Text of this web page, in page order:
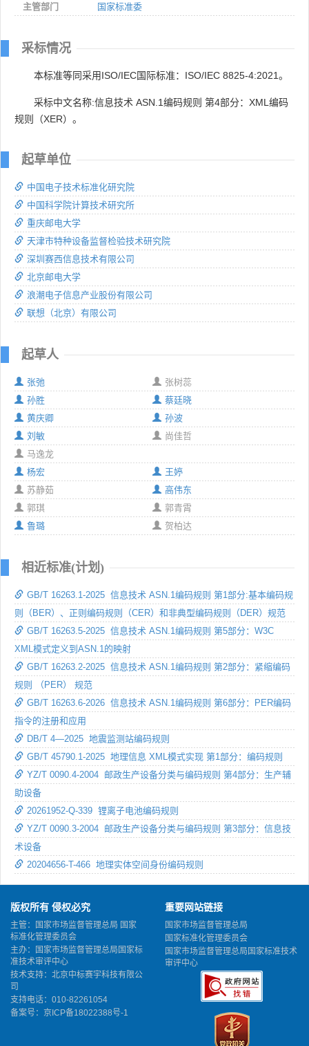
主管部门
国家标准委
采标情况
本标准等同采用ISO/IEC国际标准：ISO/IEC 8825-4:2021。
采标中文名称:信息技术 ASN.1编码规则 第4部分：XML编码
规则（XER）。
起草单位
中国电子技术标准化研究院
中国科学院计算技术研究所
重庆邮电大学
天津市特种设备监督检验技术研究院
深圳赛西信息技术有限公司
北京邮电大学
浪潮电子信息产业股份有限公司
联想（北京）有限公司
起草人
张弛
张树蕊
孙胜
蔡廷晓
黄庆卿
孙波
刘敏
尚佳哲
马逸龙
杨宏
王婷
苏静茹
高伟东
郭琪
郭青霄
鲁璐
贺柏达
相近标准(计划)
GB/T 16263.1-2025 信息技术 ASN.1编码规则 第1部分:基本编码规
则（BER）、正则编码规则（CER）和非典型编码规则（DER）规范
GB/T 16263.5-2025 信息技术 ASN.1编码规则 第5部分：W3C
XML模式定义到ASN.1的映射
GB/T 16263.2-2025 信息技术 ASN.1编码规则 第2部分：紧缩编码
规则 （PER） 规范
GB/T 16263.6-2026 信息技术 ASN.1编码规则 第6部分：PER编码
指令的注册和应用
DB/T 4—2025 地震监测站编码规则
GB/T 45790.1-2025 地理信息 XML模式实现 第1部分：编码规则
YZ/T 0090.4-2004 邮政生产设备分类与编码规则 第4部分：生产辅
助设备
20261952-Q-339 锂离子电池编码规则
YZ/T 0090.3-2004 邮政生产设备分类与编码规则 第3部分：信息技
术设备
20204656-T-466 地理实体空间身份编码规则
版权所有 侵权必究
主管：国家市场监督管理总局 国家
标准化管理委员会
主办：国家市场监督管理总局国家标
准技术审评中心
技术支持：北京中标赛宇科技有限公
司
支持电话：010-82261054
备案号： 京ICP备18022388号-1
重要网站链接
国家市场监督管理总局
国家标准化管理委员会
国家市场监督管理总局国家标准技术
审评中心